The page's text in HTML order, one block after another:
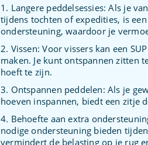
1. Langere peddelsessies: Als je
tijdens tochten of expedities, is
ondersteuning, waardoor je
2. Vissen: Voor vissers kan een
maken. Je kunt ontspannen zitten
hoeft te zijn.
3. Ontspannen peddelen: Als je
hoeven inspannen, biedt een zitje
4. Behoefte aan extra
nodige ondersteuning bieden
vermindert de belasting op je rug